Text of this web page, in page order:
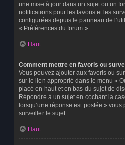
une mise à jour dans un sujet ou un
notifications pour les favoris et les
configurées depuis le panneau de
« Préférences du forum ».
Haut
Comment mettre en favoris ou
Vous pouvez ajouter aux favoris ou
sur le lien approprié dans le menu «
placé en haut et en bas du sujet de
Répondre à un sujet en cochant la
lorsqu’une réponse est postée »
surveiller le sujet.
Haut